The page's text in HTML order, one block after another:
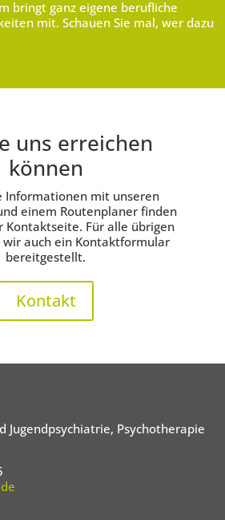
bringt ganz eigene berufliche
mit. Schauen Sie mal, wer dazu
uns erreichen
können
Informationen mit unseren
einem Routenplaner finden
Kontaktseite. Für alle übrigen
wir auch ein Kontaktformular
bereitgestellt.
Kontakt
Jugendpsychiatrie, Psychotherapie